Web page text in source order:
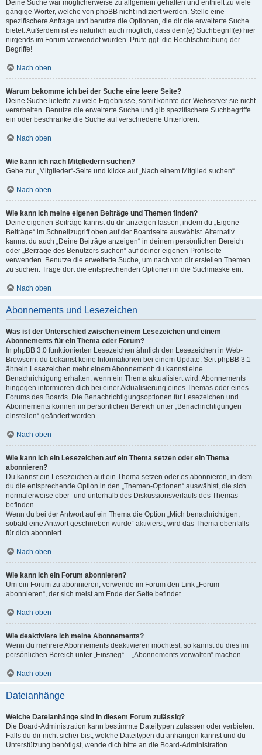
Deine Suche war möglicherweise zu allgemein gehalten und enthielt zu viele
gängige Wörter, welche von phpBB nicht indiziert werden. Stelle eine
spezifischere Anfrage und benutze die Optionen, die dir die erweiterte Suche
bietet. Außerdem ist es natürlich auch möglich, dass dein(e) Suchbegriff(e) hier
nirgends im Forum verwendet wurden. Prüfe ggf. die Rechtschreibung der
Begriffe!
Nach oben
Warum bekomme ich bei der Suche eine leere Seite?
Deine Suche lieferte zu viele Ergebnisse, somit konnte der Webserver sie nicht
verarbeiten. Benutze die erweiterte Suche und gib spezifischere Suchbegriffe
ein oder beschränke die Suche auf verschiedene Unterforen.
Nach oben
Wie kann ich nach Mitgliedern suchen?
Gehe zur „Mitglieder“-Seite und klicke auf „Nach einem Mitglied suchen“.
Nach oben
Wie kann ich meine eigenen Beiträge und Themen finden?
Deine eigenen Beiträge kannst du dir anzeigen lassen, indem du „Eigene
Beiträge“ im Schnellzugriff oben auf der Boardseite auswählst. Alternativ
kannst du auch „Deine Beiträge anzeigen“ in deinem persönlichen Bereich
oder „Beiträge des Benutzers suchen“ auf deiner eigenen Profilseite
verwenden. Benutze die erweiterte Suche, um nach von dir erstellen Themen
zu suchen. Trage dort die entsprechenden Optionen in die Suchmaske ein.
Nach oben
Abonnements und Lesezeichen
Was ist der Unterschied zwischen einem Lesezeichen und einem
Abonnements für ein Thema oder Forum?
In phpBB 3.0 funktionierten Lesezeichen ähnlich den Lesezeichen in Web-
Browsern: du bekamst keine Informationen bei einem Update. Seit phpBB 3.1
ähneln Lesezeichen mehr einem Abonnement: du kannst eine
Benachrichtigung erhalten, wenn ein Thema aktualisiert wird. Abonnements
hingegen informieren dich bei einer Aktualisierung eines Themas oder eines
Forums des Boards. Die Benachrichtigungsoptionen für Lesezeichen und
Abonnements können im persönlichen Bereich unter „Benachrichtigungen
einstellen“ geändert werden.
Nach oben
Wie kann ich ein Lesezeichen auf ein Thema setzen oder ein Thema
abonnieren?
Du kannst ein Lesezeichen auf ein Thema setzen oder es abonnieren, in dem
du die entsprechende Option in den „Themen-Optionen“ auswählst, die sich
normalerweise ober- und unterhalb des Diskussionsverlaufs des Themas
befinden.
Wenn du bei der Antwort auf ein Thema die Option „Mich benachrichtigen,
sobald eine Antwort geschrieben wurde“ aktivierst, wird das Thema ebenfalls
für dich abonniert.
Nach oben
Wie kann ich ein Forum abonnieren?
Um ein Forum zu abonnieren, verwende im Forum den Link „Forum
abonnieren“, der sich meist am Ende der Seite befindet.
Nach oben
Wie deaktiviere ich meine Abonnements?
Wenn du mehrere Abonnements deaktivieren möchtest, so kannst du dies im
persönlichen Bereich unter „Einstieg“ – „Abonnements verwalten“ machen.
Nach oben
Dateianhänge
Welche Dateianhänge sind in diesem Forum zulässig?
Die Board-Administration kann bestimmte Dateitypen zulassen oder verbieten.
Falls du dir nicht sicher bist, welche Dateitypen du anhängen kannst und du
Unterstützung benötigst, wende dich bitte an die Board-Administration.